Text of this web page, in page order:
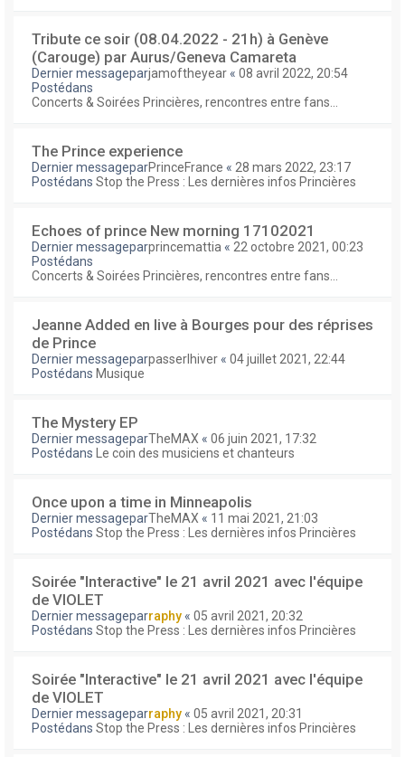
Tribute ce soir (08.04.2022 - 21h) à Genève
(Carouge) par Aurus/Geneva Camareta
Dernier messageparjamoftheyear « 08 avril 2022, 20:54
Postédans
Concerts & Soirées Princières, rencontres entre fans...
The Prince experience
Dernier messageparPrinceFrance « 28 mars 2022, 23:17
Postédans Stop the Press : Les dernières infos Princières
Echoes of prince New morning 17102021
Dernier messageparprincemattia « 22 octobre 2021, 00:23
Postédans
Concerts & Soirées Princières, rencontres entre fans...
Jeanne Added en live à Bourges pour des réprises
de Prince
Dernier messageparpasserlhiver « 04 juillet 2021, 22:44
Postédans Musique
The Mystery EP
Dernier messageparTheMAX « 06 juin 2021, 17:32
Postédans
Le coin des musiciens et chanteurs
Once upon a time in Minneapolis
Dernier messageparTheMAX « 11 mai 2021, 21:03
Postédans Stop the Press : Les dernières infos Princières
Soirée "Interactive" le 21 avril 2021 avec l'équipe
de VIOLET
Dernier messageparraphy « 05 avril 2021, 20:32
Postédans Stop the Press : Les dernières infos Princières
Soirée "Interactive" le 21 avril 2021 avec l'équipe
de VIOLET
Dernier messageparraphy « 05 avril 2021, 20:31
Postédans Stop the Press : Les dernières infos Princières